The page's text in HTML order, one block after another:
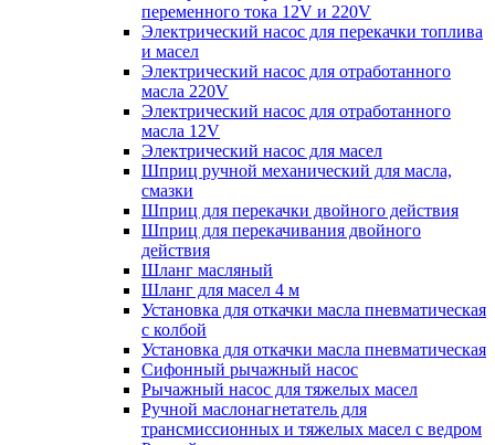
переменного тока 12V и 220V
Электрический насос для перекачки топлива
и масел
Электрический насос для отработанного
масла 220V
Электрический насос для отработанного
масла 12V
Электрический насос для масел
Шприц ручной механический для масла,
смазки
Шприц для перекачки двойного действия
Шприц для перекачивания двойного
действия
Шланг масляный
Шланг для масел 4 м
Установка для откачки масла пневматическая
с колбой
Установка для откачки масла пневматическая
Сифонный рычажный насос
Рычажный насос для тяжелых масел
Ручной маслонагнетатель для
трансмиссионных и тяжелых масел с ведром